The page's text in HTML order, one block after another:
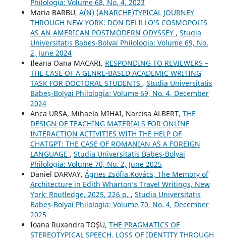
Philologia: Volume 68, No. 4, 2023
Maria BARBU, A(N) (ANARCHE)TYPICAL JOURNEY
THROUGH NEW YORK: DON DELILLO’S COSMOPOLIS
AS AN AMERICAN POSTMODERN ODYSSEY , Studia
Universitatis Babeș-Bolyai Philologia: Volume 69, No.
2, June 2024
Ileana Oana MACARI, RESPONDING TO REVIEWERS –
THE CASE OF A GENRE-BASED ACADEMIC WRITING
TASK FOR DOCTORAL STUDENTS , Studia Universitatis
Babeș-Bolyai Philologia: Volume 69, No. 4, December
2024
Anca URSA, Mihaela MIHAI, Narcisa ALBERT, THE
DESIGN OF TEACHING MATERIALS FOR ONLINE
INTERACTION ACTIVITIES WITH THE HELP OF
CHATGPT: THE CASE OF ROMANIAN AS A FOREIGN
LANGUAGE , Studia Universitatis Babeș-Bolyai
Philologia: Volume 70, No. 2, June 2025
Daniel DARVAY, Ágnes Zsófia Kovács, The Memory of
Architecture in Edith Wharton’s Travel Writings, New
York: Routledge, 2025, 226 p. , Studia Universitatis
Babeș-Bolyai Philologia: Volume 70, No. 4, December
2025
Ioana Ruxandra TOŞU, THE PRAGMATICS OF
STEREOTYPICAL SPEECH. LOSS OF IDENTITY THROUGH